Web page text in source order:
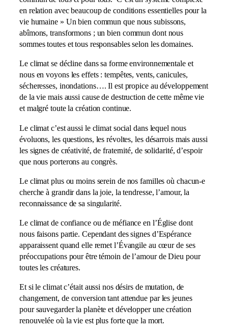
en relation avec beaucoup de conditions essentielles pour la
vie humaine » Un bien commun que nous subissons,
abîmons, transformons ; un bien commun dont nous
sommes toutes et tous responsables selon les domaines.
Le climat se décline dans sa forme environnementale et
nous en voyons les effets : tempêtes, vents, canicules,
sécheresses, inondations…. Il est propice au développement
de la vie mais aussi cause de destruction de cette même vie
et malgré toute la création continue.
Le climat c’est aussi le climat social dans lequel nous
évoluons, les questions, les révoltes, les désarrois mais aussi
les signes de créativité, de fraternité, de solidarité, d’espoir
que nous porterons au congrès.
Le climat plus ou moins serein de nos familles où chacun-e
cherche à grandir dans la joie, la tendresse, l’amour, la
reconnaissance de sa singularité.
Le climat de confiance ou de méfiance en l’Église dont
nous faisons partie. Cependant des signes d’Espérance
apparaissent quand elle remet l’Évangile au cœur de ses
préoccupations pour être témoin de l’amour de Dieu pour
toutes les créatures.
Et si le climat c’était aussi nos désirs de mutation, de
changement, de conversion tant attendue par les jeunes
pour sauvegarder la planète et développer une création
renouvelée où la vie est plus forte que la mort.